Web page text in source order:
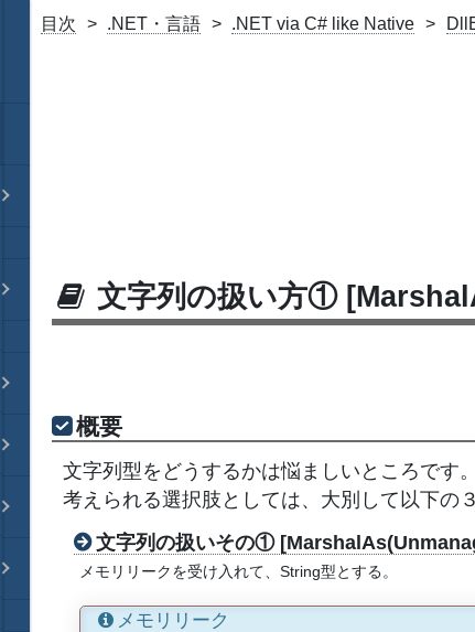
目次 .NET・言語 .NET via C# like Native
文字列の扱い方①
概要
文字列型をどうするかは悩ましいところです。
考えられる選択肢としては、大別して以下の
文字列の扱いその①
メモリリークを受け入れて、String型とする。
メモリリーク